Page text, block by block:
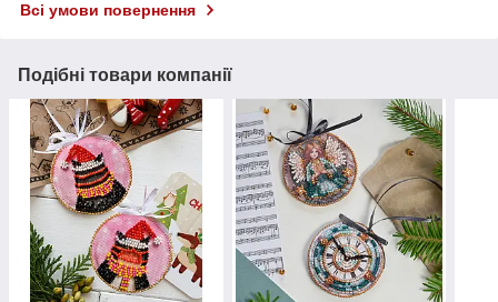
Всі умови повернення
Подібні товари компанії